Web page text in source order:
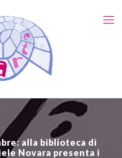
alla biblioteca di
Novara presenta i